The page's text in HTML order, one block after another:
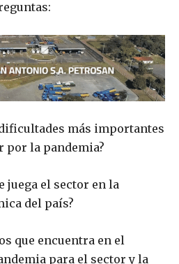
más importantes
por la pandemia?
juega el sector en la
del país?
que encuentra en el
para el sector y la